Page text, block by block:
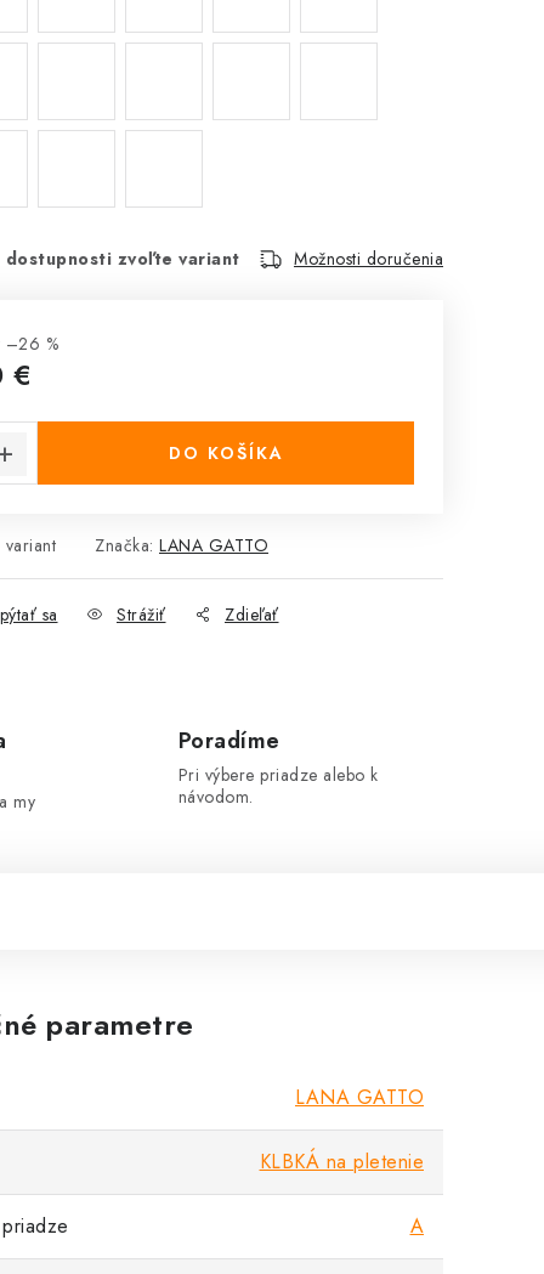
zvoľte variant Možnosti doručenia
–26 %
€
DO KOŠÍKA
variant Značka: LANA GATTO
sa Strážiť Zdieľať
my
Poradíme
Pri výbere priadze alebo k
návodom.
parametre
LANA GATTO
KLBKÁ na pletenie
A